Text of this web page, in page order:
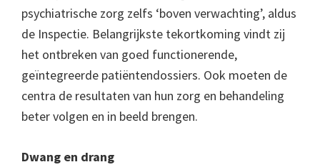
psychiatrische zorg zelfs ‘boven verwachting’, aldus
de Inspectie. Belangrijkste tekortkoming vindt zij
het ontbreken van goed functionerende,
geïntegreerde patiëntendossiers. Ook moeten de
centra de resultaten van hun zorg en behandeling
beter volgen en in beeld brengen.
Dwang en drang